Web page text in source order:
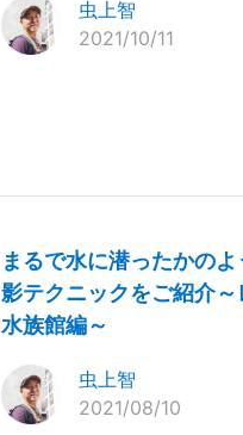
虫上智
2021/10/11
まるで水に潜ったかの
影テクニックをご紹介
水族館編～
虫上智
2021/08/10